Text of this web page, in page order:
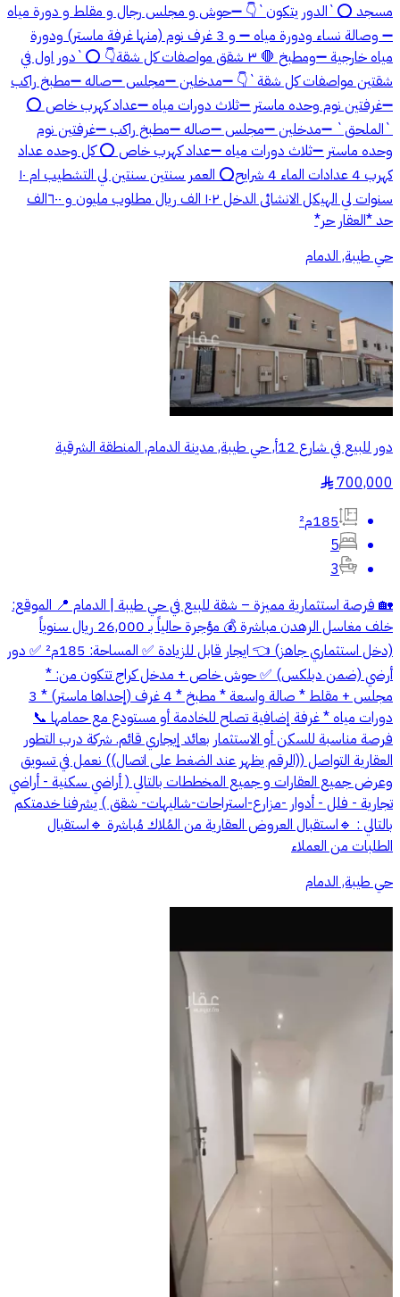
مسجد ⭕`الدور يتكون`👇 ➖حوش و مجلس رجال و مقلط و دورة مياه
➖ وصالة نساء ودورة مياه ➖ و 3 غرف نوم (منها غرفة ماستر) ودورة
مياه خارجية ➖ومطبخ 🛑 ٣ شقق مواصفات كل شقة👇 ⭕`دور اول في
شقتين مواصفات كل شقة`👇 ➖مدخلين ➖مجلس ➖صاله ➖مطبخ راكب
➖غرفتين نوم وحده ماستر ➖ثلاث دورات مياه ➖عداد كهرب خاص ⭕
`الملحق` ➖مدخلين ➖مجلس ➖صاله ➖مطبخ راكب ➖غرفتين نوم
وحده ماستر ➖ثلاث دورات مياه ➖عداد كهرب خاص ⭕ كل وحده عداد
كهرب 4 عدادات الماء 4 شرايح⭕ العمر سنتين سنتين لي التشطيب ام ١٠
سنوات لي الهيكل الانشائى الدخل ١٠٢ الف ريال مطلوب مليون و ٦٠٠الف
حد *العقار حر*
حي طيبة, الدمام
دور للبيع في شارع 12أ, حي طيبة, مدينة الدمام, المنطقة الشرقية
700,000
§
185م²
5
3
🏡 فرصة استثمارية مميزة – شقة للبيع في حي طيبة | الدمام 📍 الموقع:
خلف مغاسل الرهدن مباشرة 💰 مؤجرة حالياً بـ 26,000 ريال سنوياً
(دخل استثماري جاهز) 👈 ايجار قابل للزيادة ✅ المساحة: 185م² ✅ دور
أرضي (ضمن دبلكس) ✅ حوش خاص + مدخل كراج تتكون من: *
مجلس + مقلط * صالة واسعة * مطبخ * 4 غرف (إحداها ماستر) * 3
دورات مياه * غرفة إضافية تصلح للخادمة أو مستودع مع حمامها 📞
فرصة مناسبة للسكن أو الاستثمار بعائد إيجاري قائم. شركة درب التطور
العقارية التواصل ((الرقم يظهر عند الضغط على اتصال)) نعمل في تسويق
وعرض جميع العقارات و جميع المخططات بالتالي ( أراضي سكنية - أراضي
تجارية - فلل - أدوار -مزارع-استراحات-شاليهات- شقق ) يشرفنا خدمتكم
بالتالي : 🔹استقبال العروض العقارية من المُلاك مُباشرة 🔹استقبال
الطلبات من العملاء
حي طيبة, الدمام